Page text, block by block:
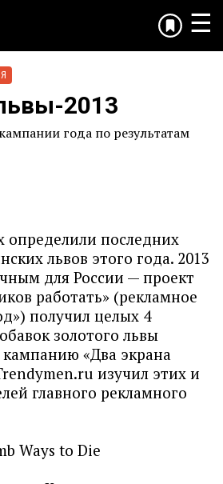
☰
2013
года по результатам
определили последних
львов этого года. 2013
для России — проект
работать» (рекламное
получил целых 4
золотого львы
кампанию «Два экрана
изучил этих и
главного рекламного
Ways to Die